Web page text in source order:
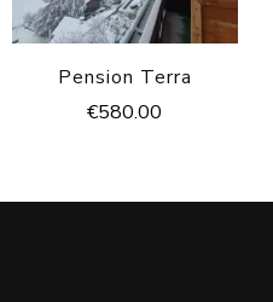
Pension Terra
€580.00